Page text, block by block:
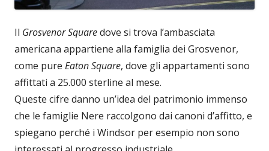
Il Grosvenor Squaredove si trova l’ambasciata
americana appartiene alla famiglia dei Grosvenor,
come pure Eaton Square, dove gli appartamenti sono
affittati a 25.000 sterline al mese.
Queste cifre danno un’idea del patrimonio immenso
che le famiglie Nere raccolgono dai canoni d’affitto, e
spiegano perché i Windsor per esempio non sono